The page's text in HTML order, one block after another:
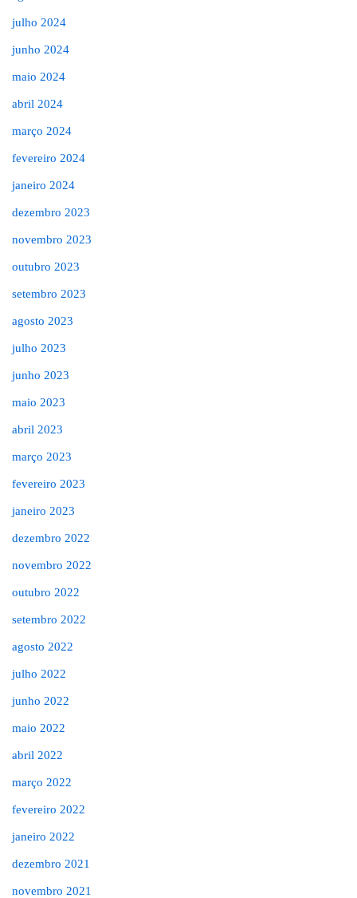
julho 2024
junho 2024
maio 2024
abril 2024
março 2024
fevereiro 2024
janeiro 2024
dezembro 2023
novembro 2023
outubro 2023
setembro 2023
agosto 2023
julho 2023
junho 2023
maio 2023
abril 2023
março 2023
fevereiro 2023
janeiro 2023
dezembro 2022
novembro 2022
outubro 2022
setembro 2022
agosto 2022
julho 2022
junho 2022
maio 2022
abril 2022
março 2022
fevereiro 2022
janeiro 2022
dezembro 2021
novembro 2021